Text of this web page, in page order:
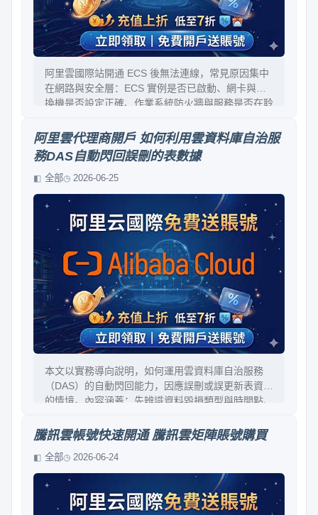
阿里雲國際站開通 ECS 後無法連線，常見原因集中
在網路與安全層：ECS 實例是否已啟動、網卡與交
換機是否設定正確、作業系統防火牆與服務是否在聆
本文以排查流程為主線，從連線方式、IP/端口、雲
端安全組到本機路徑，並給出可直接照做的檢查清單
與修復策略，幫你在最短時間恢復連線。
阿里雲代理商開戶 如何利用雲資料庫自治服
務DAS自動閃回誤刪的表數據
全部 2026-06-25
本文以實務導向說明，如何運用雲資料庫自治服務
（DAS）的自動閃回能力，因應誤刪或誤更新表資料
的情境。內容涵蓋：先辨識資料毀損類型與時間點、
成回復並驗證一致性。文中也提供操作檢查清單、常
見失敗原因與治理建議，降低停機與人為失誤成本。
騰訊雲帳號快速開通 騰訊雲矩陣賬號購買
全部 2026-06-24